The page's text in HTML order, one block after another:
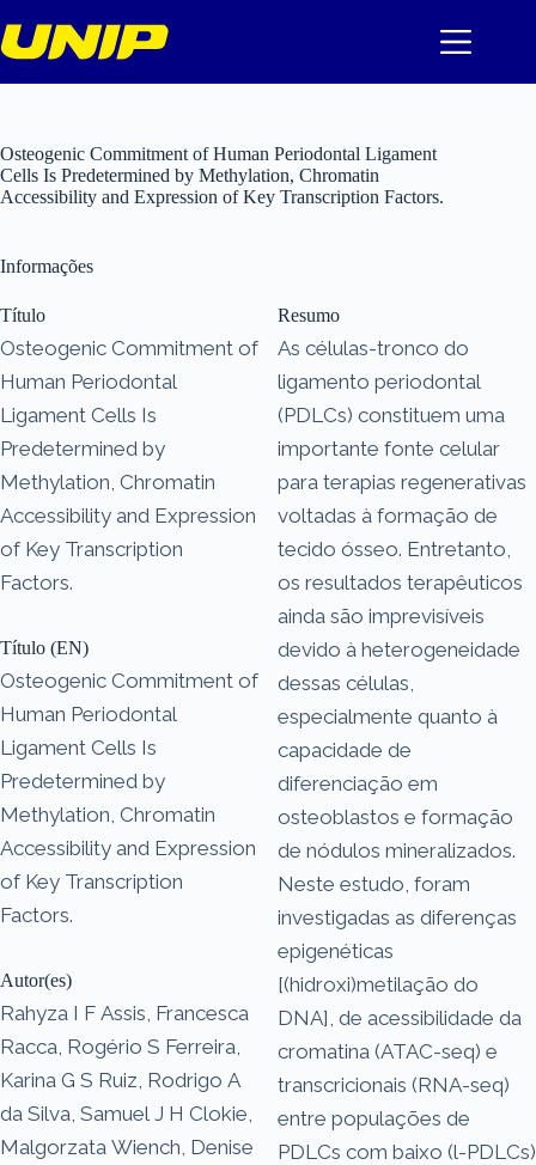
para
o
Osteogenic Commitment of Human Periodontal Ligament
Cells Is Predetermined by Methylation, Chromatin
Accessibility and Expression of Key Transcription Factors.
Informações
Título
Osteogenic Commitment of
Human Periodontal
Ligament Cells Is
Predetermined by
Methylation, Chromatin
Accessibility and Expression
of Key Transcription
Factors.
Título (EN)
Osteogenic Commitment of
Human Periodontal
Ligament Cells Is
Predetermined by
Methylation, Chromatin
Accessibility and Expression
of Key Transcription
Factors.
Autor(es)
Rahyza I F Assis, Francesca
Racca, Rogério S Ferreira,
Karina G S Ruiz, Rodrigo A
da Silva, Samuel J H Clokie,
Malgorzata Wiench, Denise
Resumo
As células-tronco do
ligamento periodontal
(PDLCs) constituem uma
importante fonte celular
para terapias regenerativas
voltadas à formação de
tecido ósseo. Entretanto,
os resultados terapêuticos
ainda são imprevisíveis
devido à heterogeneidade
dessas células,
especialmente quanto à
capacidade de
diferenciação em
osteoblastos e formação
de nódulos mineralizados.
Neste estudo, foram
investigadas as diferenças
epigenéticas
[(hidroxi)metilação do
DNA], de acessibilidade da
cromatina (ATAC-seq) e
transcricionais (RNA-seq)
entre populações de
PDLCs com baixo (l-PDLCs)